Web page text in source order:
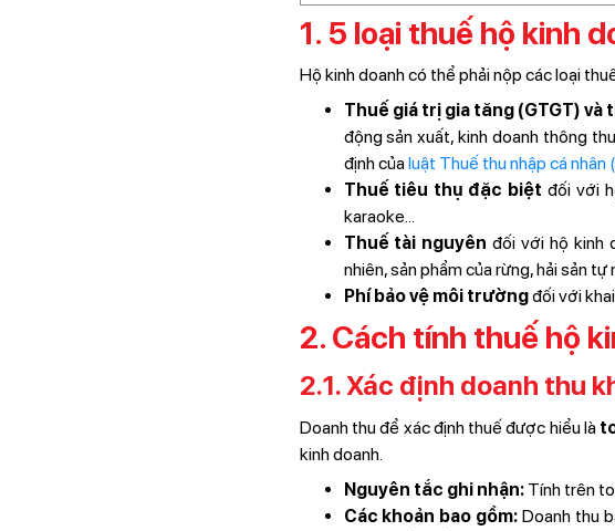
1. 5 loại thuế hộ kinh
Hộ kinh doanh có thể phải nộp các loại
Thuế giá trị gia tăng (GTGT) và
động sản xuất, kinh doanh thông
định củaluật Thuế thu nhập cá nhân
Thuế tiêu thụ đặc biệt đối với
karaoke...
Thuế tài nguyên đối với hộ kinh
nhiên, sản phẩm của rừng, hải sản tự
Phí bảo vệ môi trườngđối với
2. Cách tính thuế hộ
2.1. Xác định doanh thu
Doanh thu để xác định thuế được hiểu là
kinh doanh.
Nguyên tắc ghi nhận:Tính trên
Các khoản bao gồm: Doanh thu